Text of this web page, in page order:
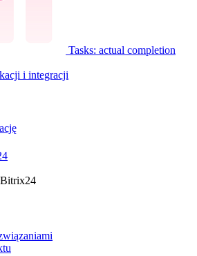
Tasks: actual completion
i integracji